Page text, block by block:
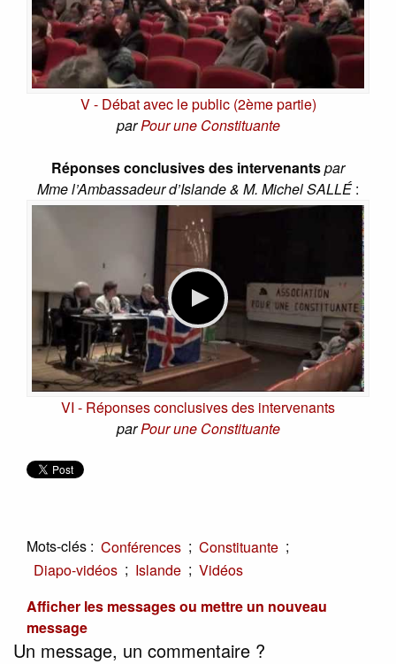
V - Débat avec le public (2ème partie)
parPour une Constituante
Réponses conclusives des intervenantspar
Mme l’Ambassadeur d’Islande & M. Michel SALLÉ:
VI - Réponses conclusives des intervenants
parPour une Constituante
Mots-clés : Conférences ; Constituante ;
Diapo-vidéos ; Islande ; Vidéos
Afficher les messages ou mettre un nouveau
message
Un message, un commentaire ?